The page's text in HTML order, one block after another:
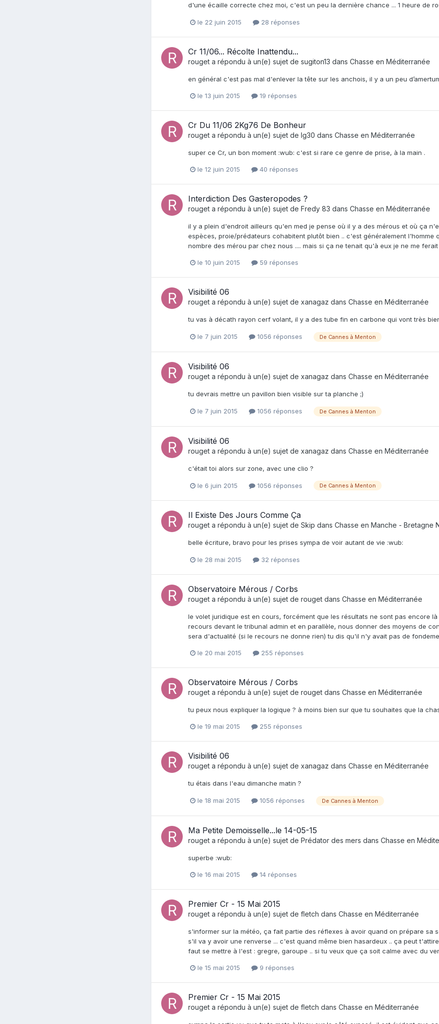
d'une écaille correcte chez moi, c'est un peu la dernière chance ... 1 heure de
le 22 juin 2015 28 réponses
Cr 11/06... Récolte Inattendu...
rouget a répondu à un(e) sujet de sugiton13 dans Chasse en Méditerranée
en général c'est pas mal d'enlever la tête sur les anchois, il y a un peu
le 13 juin 2015 19 réponses
Cr Du 11/06 2Kg76 De Bonheur
rouget a répondu à un(e) sujet de lg30 dans Chasse en Méditerranée
super ce Cr, un bon moment :wub: c'est si rare ce genre de prise, à la main .
le 12 juin 2015 40 réponses
Interdiction Des Gasteropodes ?
rouget a répondu à un(e) sujet de Fredy 83 dans Chasse en Méditerranée
il y a plein d'endroit ailleurs qu'en med je pense où il y a des mérous et où ça
espèces, proie/prédateurs cohabitent plutôt bien .. c'est généralement l'homme
nombre des mérou par chez nous .... mais si ça ne tenait qu'à eux je ne me
le 10 juin 2015 59 réponses
Visibilité 06
rouget a répondu à un(e) sujet de xanagaz dans Chasse en Méditerranée
tu vas à décath rayon cerf volant, il y a des tube fin en carbone qui vont très
le 7 juin 2015 1056 réponses De Cannes à Menton
Visibilité 06
rouget a répondu à un(e) sujet de xanagaz dans Chasse en Méditerranée
tu devrais mettre un pavillon bien visible sur ta planche ;)
le 7 juin 2015 1056 réponses De Cannes à Menton
Visibilité 06
rouget a répondu à un(e) sujet de xanagaz dans Chasse en Méditerranée
c'était toi alors sur zone, avec une clio ?
le 6 juin 2015 1056 réponses De Cannes à Menton
Il Existe Des Jours Comme Ça
rouget a répondu à un(e) sujet de Skip dans Chasse en Manche - Bretagne
belle écriture, bravo pour les prises sympa de voir autant de vie :wub:
le 28 mai 2015 32 réponses
Observatoire Mérous / Corbs
rouget a répondu à un(e) sujet de rouget dans Chasse en Méditerranée
le volet juridique est en cours, forcément que les résultats ne sont pas encore
recours devant le tribunal admin et en parallèle, nous donner des moyens de
sera d'actualité (si le recours ne donne rien) tu dis qu'il n'y avait pas de
le 20 mai 2015 255 réponses
Observatoire Mérous / Corbs
rouget a répondu à un(e) sujet de rouget dans Chasse en Méditerranée
tu peux nous expliquer la logique ? à moins bien sur que tu souhaites que la
le 19 mai 2015 255 réponses
Visibilité 06
rouget a répondu à un(e) sujet de xanagaz dans Chasse en Méditerranée
tu étais dans l'eau dimanche matin ?
le 18 mai 2015 1056 réponses De Cannes à Menton
Ma Petite Demoisselle...le 14-05-15
rouget a répondu à un(e) sujet de Prédator des mers dans Chasse en
superbe :wub:
le 16 mai 2015 14 réponses
Premier Cr - 15 Mai 2015
rouget a répondu à un(e) sujet de fletch dans Chasse en Méditerranée
s'informer sur la météo, ça fait partie des réflexes à avoir quand on prépare sa
s'il va y avoir une renverse ... c'est quand même bien hasardeux .. ça peut
faut se mettre à l'est : gregre, garoupe .. si tu veux que ça soit calme avec du
le 15 mai 2015 9 réponses
Premier Cr - 15 Mai 2015
rouget a répondu à un(e) sujet de fletch dans Chasse en Méditerranée